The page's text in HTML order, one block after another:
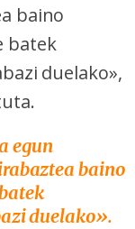
baino
batek
duelako»,
egun
baino
duelako».